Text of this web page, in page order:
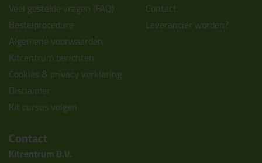
Veel gestelde vragen (FAQ)
Bestelprocedure
Algemene voorwaarden
Kitcentrum berichten
Cookies & privacy verklaring
Disclaimer
Kit cursus volgen
Contact
Leverancier worden?
Contact
Kitcentrum B.V.